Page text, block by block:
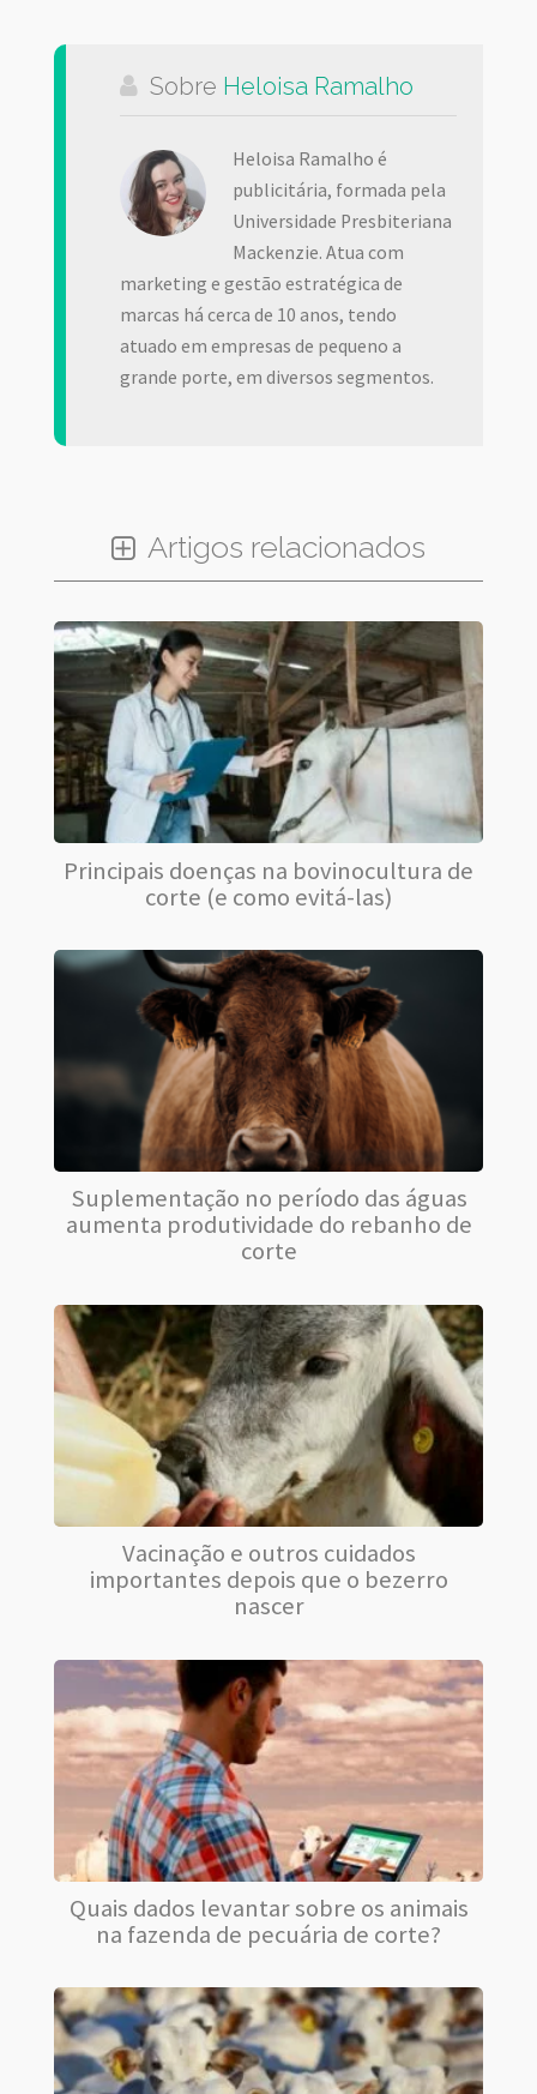
Sobre Heloisa Ramalho
Heloisa Ramalho é
publicitária, formada pela
Universidade Presbiteriana
Mackenzie. Atua com
marketing e gestão estratégica de
marcas há cerca de 10 anos, tendo
atuado em empresas de pequeno a
grande porte, em diversos segmentos.
Artigos relacionados
Principais doenças na bovinocultura de
corte (e como evitá-las)
Suplementação no período das águas
aumenta produtividade do rebanho de
corte
Vacinação e outros cuidados
importantes depois que o bezerro
nascer
Quais dados levantar sobre os animais
na fazenda de pecuária de corte?